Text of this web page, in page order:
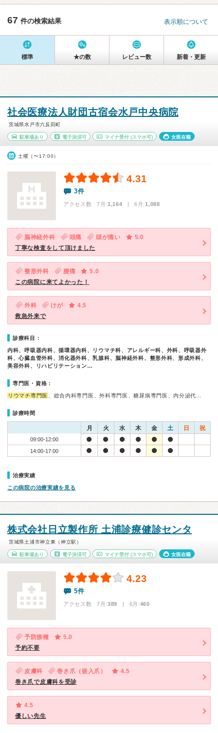
67 件の検索結果 表示順について
標準 ★の数 レビュー数 新着・更新
社会医療法人財団古宿会水戸中央病院
茨城県水戸市六反田町
駐車場あり 電子決済可 マイナ受付 (スマホ可) 女医在籍
土曜（〜17:00）
4.31
3件
アクセス数 7月:1,164 | 6月:1,088
脳神経外科 頭痛 頭が痛い
5.0
丁寧な検査をして頂けました
整形外科 腰痛
5.0
この病院に来てよかった！
外科 けが
4.5
救急外来で
診療科目：
内科、呼吸器内科、循環器内科、リウマチ科、アレルギー科、外科、呼吸器外
科、心臓血管外科、消化器外科、乳腺科、脳神経外科、整形外科、形成外科、
美容外科、リハビリテーション…
専門医・資格：
リウマチ専門医 、総合内科専門医、外科専門医、糖尿病専門医、内分泌代…
診療時間
月 火 水 木 金 土 日 祝
09:00-12:00
14:00-17:00
治療実績
この病院の治療実績を見る
株式会社日立製作所 土浦診療健診センタ
茨城県土浦市神立東（神立駅）
駐車場あり 電子決済可 マイナ受付 (スマホ可) 女医在籍
4.23
5件
アクセス数 7月:389 | 6月:460
予防接種
5.0
予約不要
皮膚科 巻き爪（嵌入爪）
4.5
巻き爪で皮膚科を受診
4.5
優しい先生